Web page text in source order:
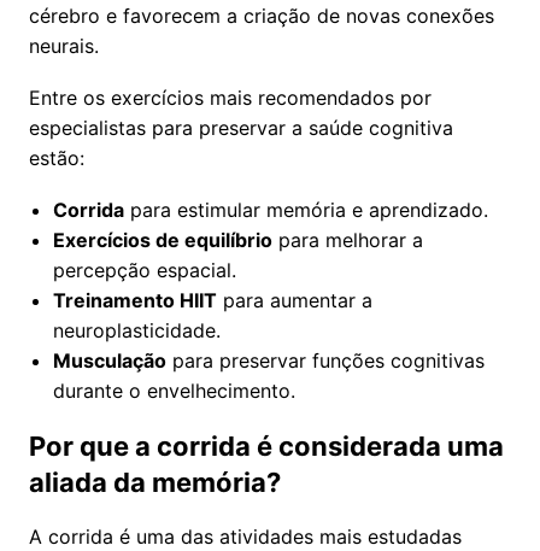
cérebro e favorecem a criação de novas conexões
neurais.
Entre os exercícios mais recomendados por
especialistas para preservar a saúde cognitiva
estão:
Corrida para estimular memória e aprendizado.
Exercícios de equilíbrio para melhorar a
percepção espacial.
Treinamento HIIT para aumentar a
neuroplasticidade.
Musculação para preservar funções cognitivas
durante o envelhecimento.
Por que a corrida é considerada uma
aliada da memória?
A corrida é uma das atividades mais estudadas